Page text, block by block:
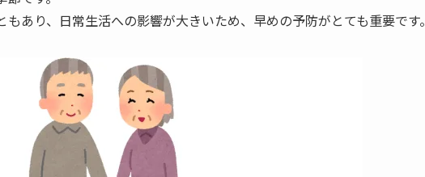
あり、日常生活への影響が大きいため、早めの予防がとても重要です。